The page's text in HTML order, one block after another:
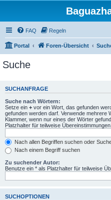
FAQ Regeln
Portal Foren-Übersicht
Suche
SUCHANFRAGE
Suche nach Wörtern:
Setze ein + vor ein Wort, das gefunden
gefunden werden darf. Verwende mehrere
Klammer, wenn nur eines der Wörter
Platzhalter für teilweise Übereinstimmungen.
Nach allen Begriffen suchen oder
Nach einem Begriff suchen
Zu suchender Autor:
Benutze ein * als Platzhalter für teilweise
SUCHOPTIONEN